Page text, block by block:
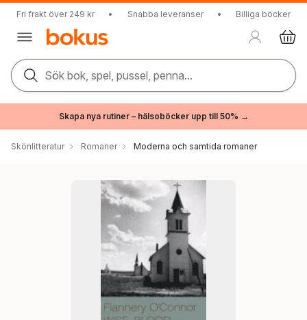
Fri frakt över 249 kr • Snabba leveranser • Billiga böcker
Sök bok, spel, pussel, penna...
Skapa nya rutiner – hälsoböcker upp till 50% →
Skönlitteratur Romaner Moderna och samtida romaner